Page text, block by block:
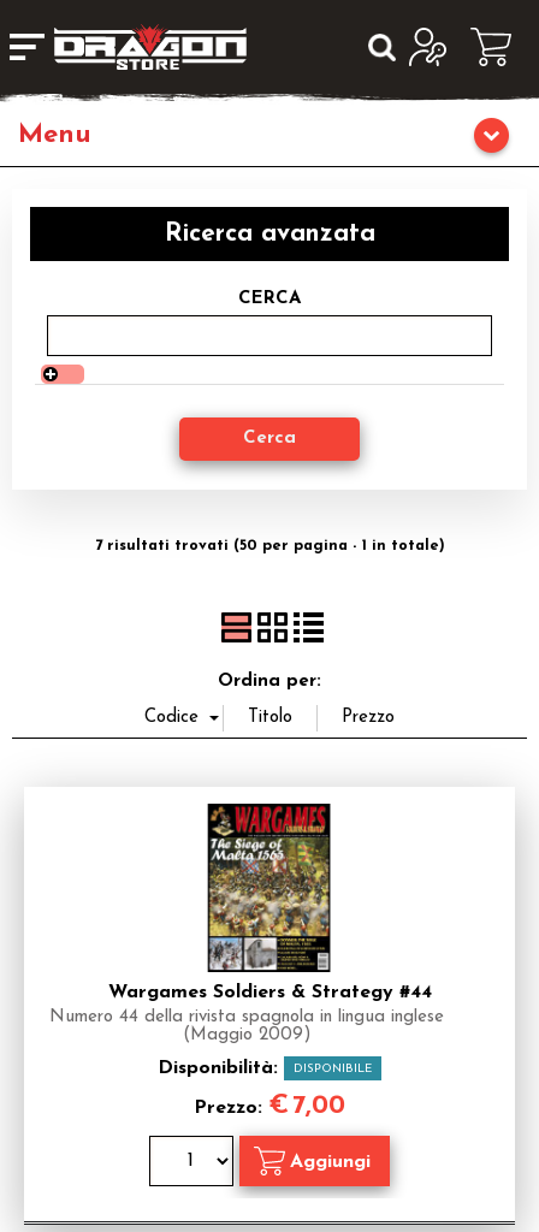
Giochi di Ruolo
Librigame
Editoria
Giochi di Carte Collezionabili
Ricerca avanzata
CERCA
7 risultati trovati (50 per pagina - 1 in totale)
Ordina per:
Wargames Soldiers & Strategy #44
Numero 44 della rivista spagnola in lingua inglese
(Maggio 2009)
Disponibilità: DISPONIBILE
Prezzo: € 7,00